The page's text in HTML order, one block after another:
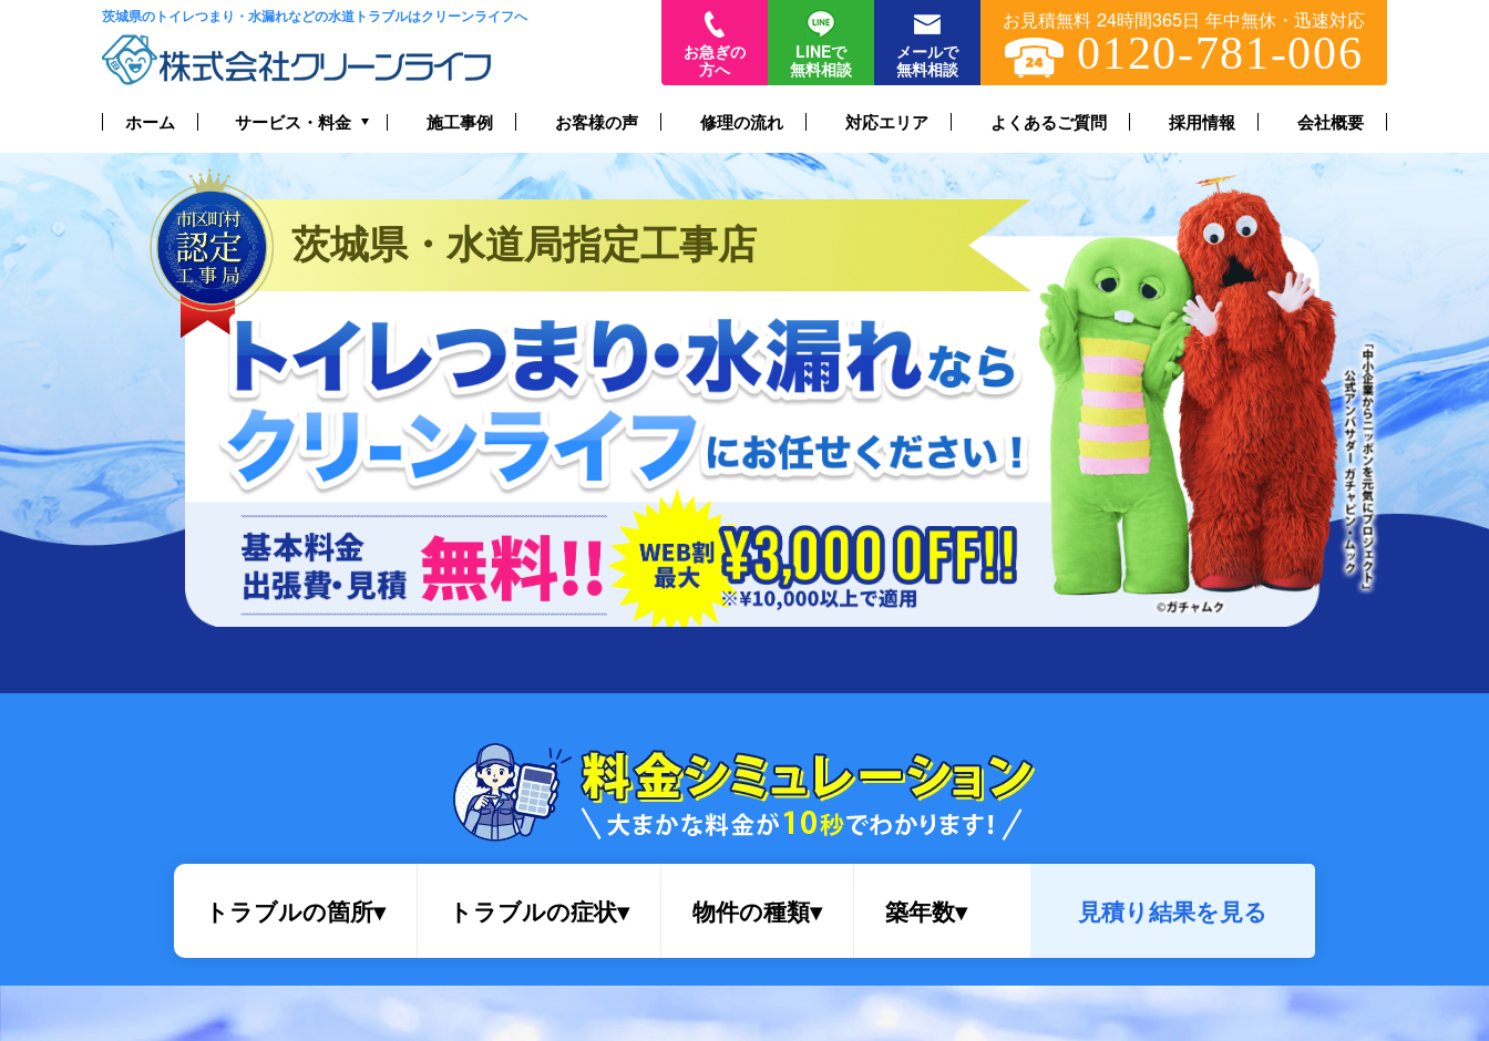
茨城県のトイレつまり・水漏れなどの水道トラブルはクリーンライフへ
お急ぎの
方へ
LINEで
無料相談
メールで
無料相談
お見積無料 24時間365日 年中無休・迅速対応
0120-781-006
ホーム サービス・料金
トイレつまり・水漏れ
お風呂つまり・水漏れ
キッチンつまり・水漏れ
洗面所つまり・水漏れ
給湯器の修理・交換
排水管つまり・水漏れ
水道管つまり・水漏れ
施工事例 お客様の声 修理の流れ 対応エリア よくあるご質問 採用情報 会社概要
茨城県・水道局指定工事店
トラブルの箇所▾ トラブルの症状▾ 物件の種類▾ 築年数▾ 見積り結果を見る